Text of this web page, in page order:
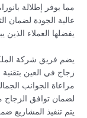
مما يوفر إطلالة
عالية الجودة لضمان
يفضلها العملاء
يضم فريق شركة
زجاج في العين
مراعاة الجوانب
لضمان توافق الزجاج
يتم تنفيذ المشاريع